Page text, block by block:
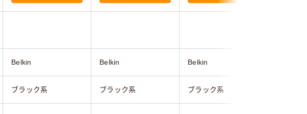
Belkin Belkin Belkin
ブラック系 ブラック系 ブラック系